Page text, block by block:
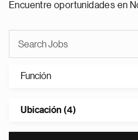
Encuentre oportunidades en
Función
Ubicación (4)